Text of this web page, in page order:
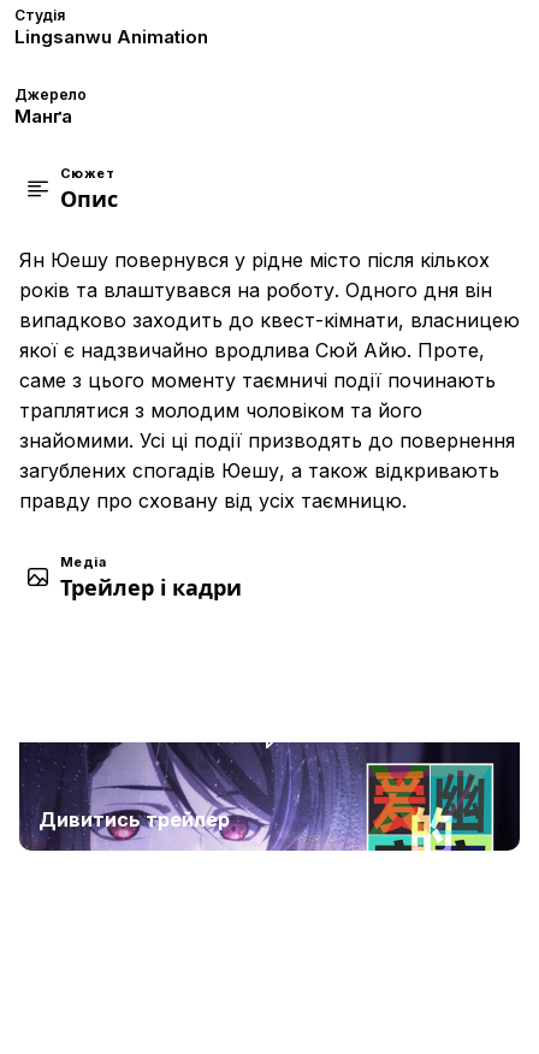
Студія
Lingsanwu Animation
Джерело
Манґа
Сюжет
Опис
Ян Юешу повернувся у рідне місто після кількох
років та влаштувався на роботу. Одного дня він
випадково заходить до квест-кімнати, власницею
якої є надзвичайно вродлива Сюй Айю. Проте,
саме з цього моменту таємничі події починають
траплятися з молодим чоловіком та його
знайомими. Усі ці події призводять до повернення
загублених спогадів Юешу, а також відкривають
правду про сховану від усіх таємницю.
Медіа
Трейлер і кадри
Дивитись трейлер